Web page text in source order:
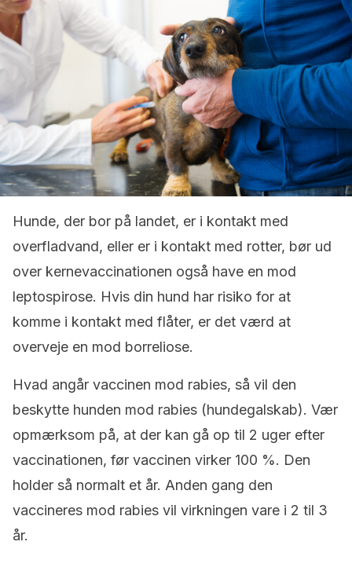
Hunde, der bor på landet, er i kontakt med
overfladvand, eller er i kontakt med rotter, bør ud
over kernevaccinationen også have en mod
leptospirose. Hvis din hund har risiko for at
komme i kontakt med flåter, er det værd at
overveje en mod borreliose.
Hvad angår vaccinen mod rabies, så vil den
beskytte hunden mod rabies (hundegalskab). Vær
opmærksom på, at der kan gå op til 2 uger efter
vaccinationen, før vaccinen virker 100 %. Den
holder så normalt et år. Anden gang den
vaccineres mod rabies vil virkningen vare i 2 til 3
år.